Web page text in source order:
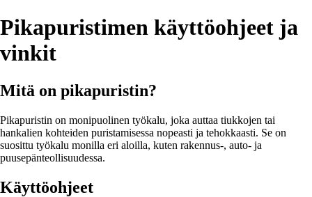
Pikapuristimen käyttöohjeet ja
vinkit
Mitä on pikapuristin?
Pikapuristin on monipuolinen työkalu, joka auttaa tiukkojen tai
hankalien kohteiden puristamisessa nopeasti ja tehokkaasti. Se on
suosittu työkalu monilla eri aloilla, kuten rakennus-, auto- ja
puusepänteollisuudessa.
Käyttöohjeet